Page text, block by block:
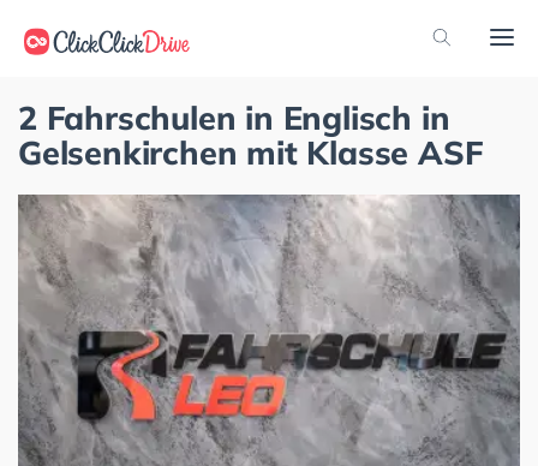
2 Fahrschulen in Englisch in
Gelsenkirchen mit Klasse ASF